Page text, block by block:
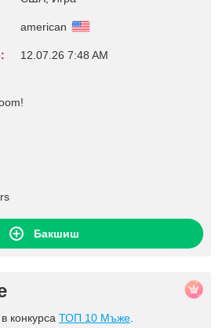
american
12.07.26 7:48 AM
Бакшиш
конкурса ТОП 10 Мъже